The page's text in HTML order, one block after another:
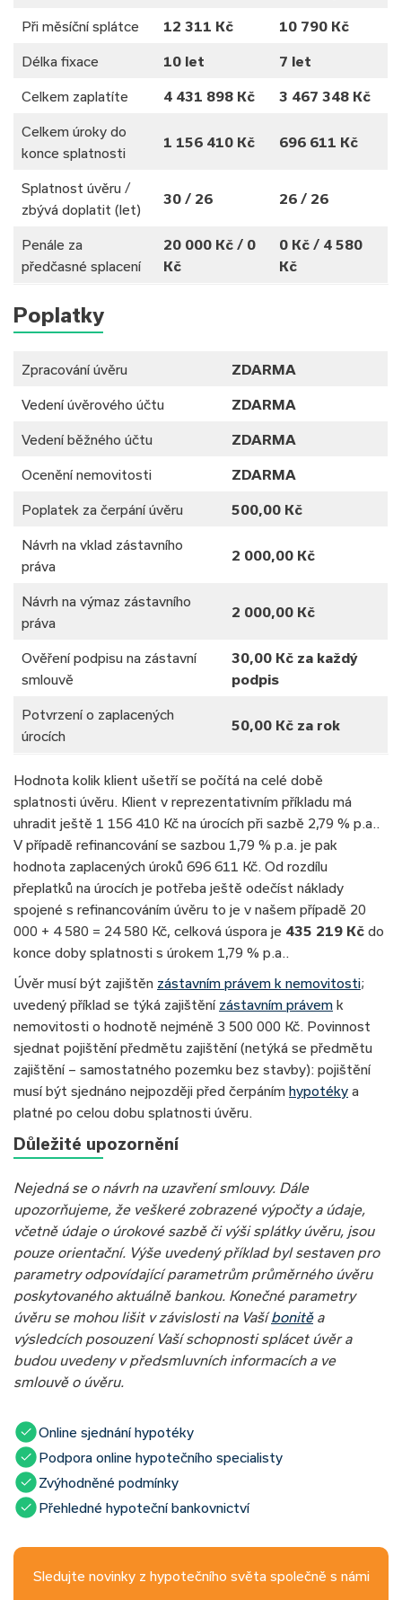
Při měsíční splátce 12 311 Kč 10 790 Kč
Délka fixace 10 let 7 let
Celkem zaplatíte 4 431 898 Kč 3 467 348 Kč
Celkem úroky do
konce splatnosti
1 156 410 Kč 696 611 Kč
Splatnost úvěru /
zbývá doplatit (let)
30 / 26 26 / 26
Penále za
předčasné splacení
20 000 Kč / 0
Kč
0 Kč / 4 580
Kč
Poplatky
Zpracování úvěru ZDARMA
Vedení úvěrového účtu ZDARMA
Vedení běžného účtu ZDARMA
Ocenění nemovitosti ZDARMA
Poplatek za čerpání úvěru 500,00 Kč
Návrh na vklad zástavního
práva
2 000,00 Kč
Návrh na výmaz zástavního
práva
2 000,00 Kč
Ověření podpisu na zástavní
smlouvě
30,00 Kč za každý
podpis
Potvrzení o zaplacených
úrocích
50,00 Kč za rok
Hodnota kolik klient ušetří se počítá na celé době
splatnosti úvěru. Klient v reprezentativním příkladu má
uhradit ještě 1 156 410 Kč na úrocích při sazbě 2,79 % p.a..
V případě refinancování se sazbou 1,79 % p.a. je pak
hodnota zaplacených úroků 696 611 Kč. Od rozdílu
přeplatků na úrocích je potřeba ještě odečíst náklady
spojené s refinancováním úvěru to je v našem případě 20
000 + 4 580 = 24 580 Kč, celková úspora je 435 219 Kč do
konce doby splatnosti s úrokem 1,79 % p.a..
Úvěr musí být zajištěn zástavním právem k nemovitosti;
uvedený příklad se týká zajištění zástavním právem k
nemovitosti o hodnotě nejméně 3 500 000 Kč. Povinnost
sjednat pojištění předmětu zajištění (netýká se předmětu
zajištění – samostatného pozemku bez stavby): pojištění
musí být sjednáno nejpozději před čerpáním hypotéky a
platné po celou dobu splatnosti úvěru.
Důležité upozornění
Nejedná se o návrh na uzavření smlouvy. Dále
upozorňujeme, že veškeré zobrazené výpočty a údaje,
včetně údaje o úrokové sazbě či výši splátky úvěru, jsou
pouze orientační. Výše uvedený příklad byl sestaven pro
parametry odpovídající parametrům průměrného úvěru
poskytovaného aktuálně bankou. Konečné parametry
úvěru se mohou lišit v závislosti na Vašíbonitěa
výsledcích posouzení Vaší schopnosti splácet úvěr a
budou uvedeny v předsmluvních informacích a ve
smlouvě o úvěru.
Online sjednání hypotéky
Podpora online hypotečního specialisty
Zvýhodněné podmínky
Přehledné hypoteční bankovnictví
Sledujte novinky z hypotečního světa společně s námi